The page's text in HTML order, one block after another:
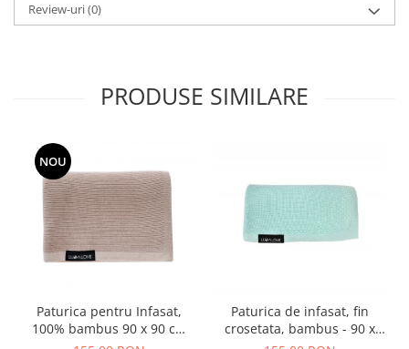
Review-uri(0)
PRODUSE SIMILARE
NOU
Paturica pentru Infasat,
100% bambus 90 x 90 cm
Paturica de infasat, fin
crosetata, bambus - 90 x